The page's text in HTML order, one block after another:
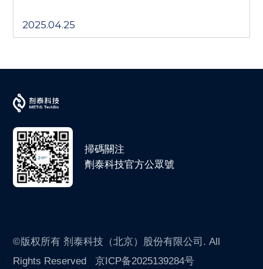
2025.04.25
掃碼關注
劑泰科技官方公眾號
©版权所有 剂泰科技（北京）股份有限公司. All
Rights Reserved
京ICP备2025139284号